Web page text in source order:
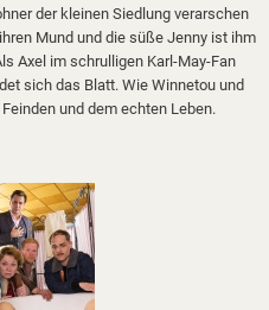
der kleinen Siedlung verarschen
Mund und die süße Jenny ist ihm
Axel im schrulligen Karl-May-Fan
sich das Blatt. Wie Winnetou und
und dem echten Leben.